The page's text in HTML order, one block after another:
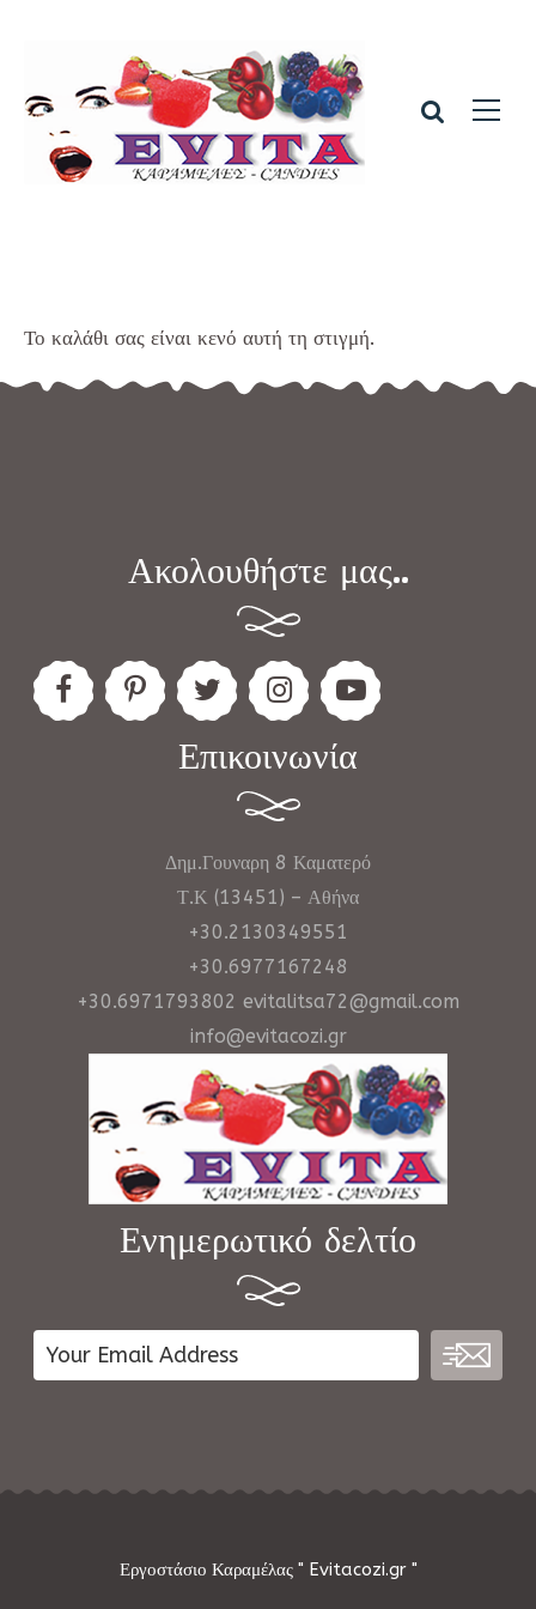
Το καλάθι σας είναι κενό αυτή τη στιγμή.
Ακολουθήστε μας..
Επικοινωνία
Δημ.Γουναρη 8 Καματερό
Τ.Κ (13451) – Αθήνα
+30.2130349551
+30.6977167248
+30.6971793802 evitalitsa72@gmail.com
info@evitacozi.gr
Ενημερωτικό δελτίο
Εργοστάσιο Καραμέλας " Evitacozi.gr "